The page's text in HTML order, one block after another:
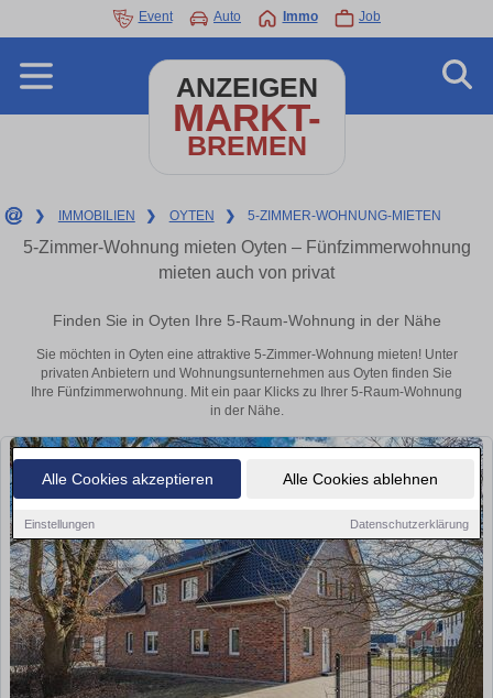
Alle Cookies akzeptieren Alle Cookies ablehnen
Einstellungen Datenschutzerklärung
Event Auto Immo Job
ANZEIGEN
MARKT-
BREMEN
❯ IMMOBILIEN ❯ OYTEN ❯ 5-ZIMMER-WOHNUNG-MIETEN
5-Zimmer-Wohnung mieten Oyten – Fünfzimmerwohnung
mieten auch von privat
Finden Sie in Oyten Ihre 5-Raum-Wohnung in der Nähe
Sie möchten in Oyten eine attraktive 5-Zimmer-Wohnung mieten! Unter
privaten Anbietern und Wohnungsunternehmen aus Oyten finden Sie
Ihre Fünfzimmerwohnung. Mit ein paar Klicks zu Ihrer 5-Raum-Wohnung
in der Nähe.